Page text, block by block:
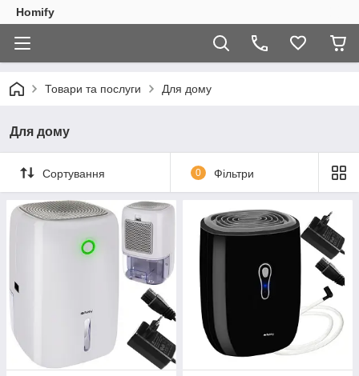
Homify
Товари та послуги Для дому
Для дому
Сортування 0 Фільтри